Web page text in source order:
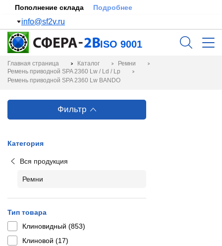
Пополнение склада Подробнее
info@sf2v.ru
ISO 9001
Главная страница Каталог
Ремни
Ремень приводной SPA 2360 Lw / Ld / Lp
Ремень приводной SPA 2360 Lw BANDO
Фильтр
Категория
Вся продукция
Ремни
Тип товара
Клиновидный (853)
Клиновой (17)